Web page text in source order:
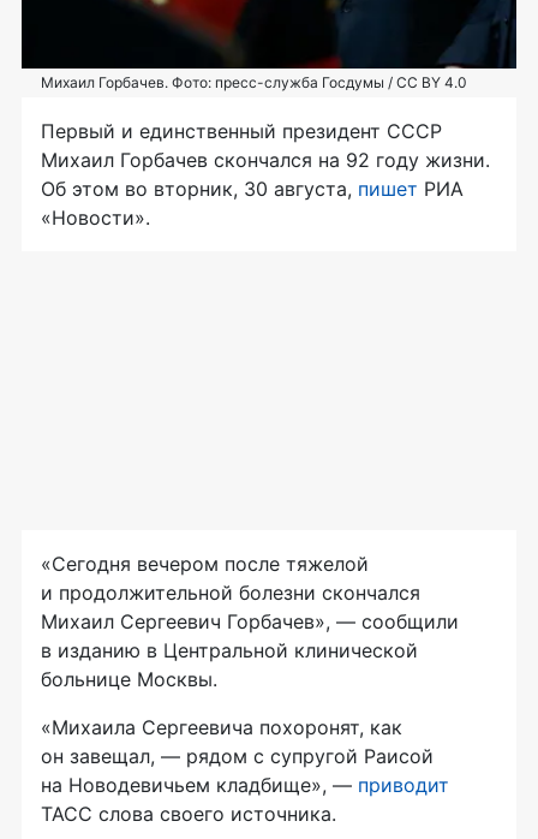
Михаил Горбачев. Фото: пресс-служба Госдумы / CC BY 4.0
Первый и единственный президент СССР
Михаил Горбачев скончался на 92 году жизни.
Об этом во вторник, 30 августа, пишет РИА
«Новости».
«Сегодня вечером после тяжелой
и продолжительной болезни скончался
Михаил Сергеевич Горбачев», — сообщили
в изданию в Центральной клинической
больнице Москвы.
«Михаила Сергеевича похоронят, как
он завещал, — рядом с супругой Раисой
на Новодевичьем кладбище», — приводит
ТАСС слова своего источника.